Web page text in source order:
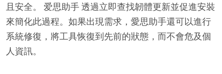
且安全。 爱思助手 透過立即查找韌體更新並促進安裝
來簡化此過程。如果出現需求，愛思助手還可以進行
系統修復，將工具恢復到先前的狀態，而不會危及個
人資訊。